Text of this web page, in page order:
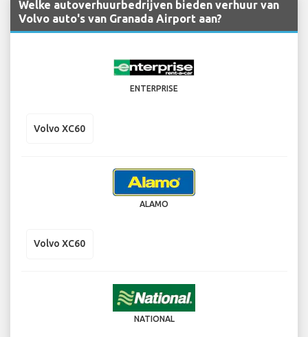
Welke autoverhuurbedrijven bieden verhuur van
Volvo auto's van Granada Airport aan?
ENTERPRISE
Volvo XC60
ALAMO
Volvo XC60
NATIONAL